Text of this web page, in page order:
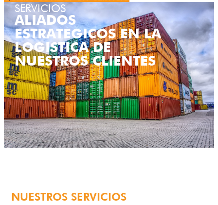
SERVICIOS
ALIADOS
ESTRATEGICOS EN LA
LOGISTICA DE
NUESTROS CLIENTES
NUESTROS SERVICIOS